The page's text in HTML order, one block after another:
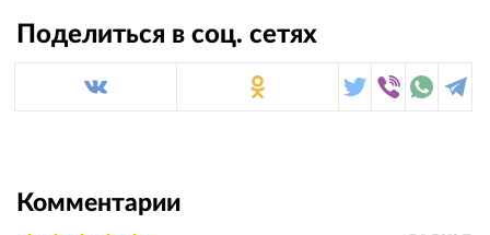
Поделиться в соц. сетях
Комментарии